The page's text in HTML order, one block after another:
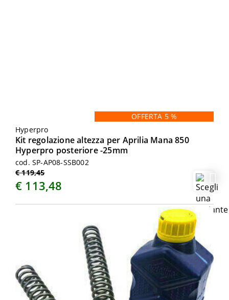
OFFERTA 5 %
Hyperpro
Kit regolazione altezza per Aprilia Mana 850
Hyperpro posteriore -25mm
cod. SP-AP08-SSB002
€ 119,45
€ 113,48